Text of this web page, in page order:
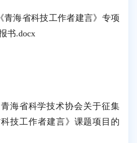
青海省科技工作者建言》专项
书.docx
青海省科学技术协会关于征集
技工作者建言》课题项目的